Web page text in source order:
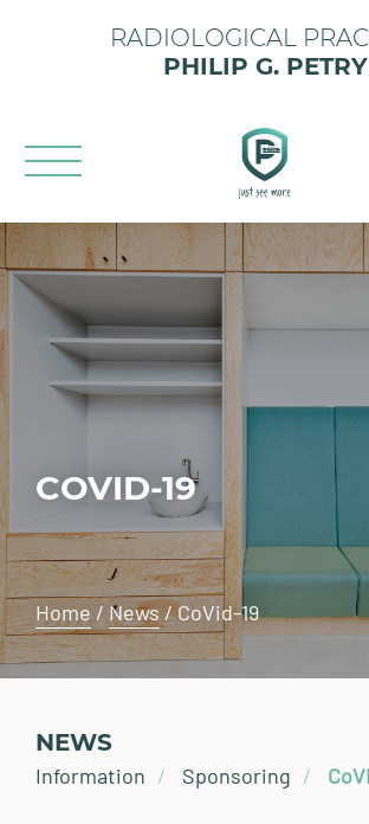
RADIOLOGICAL
PHILIP G. PETRY
COVID-19
Home/ News/CoVid-19
NEWS
Information Sponsoring